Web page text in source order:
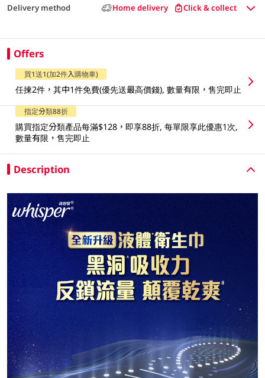
Delivery method Home delivery Click & collect
Offers
買1送1(加2件入購物車)
任揀2件，其中1件免費(優先送最高價錢), 數量有限，售完即止
指定分類88折
購買指定分類產品每滿$128，即享88折, 每單限享此優惠1次,
數量有限，售完即止
Description